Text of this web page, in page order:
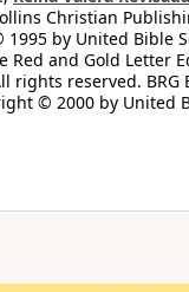
Christian
by United Bible
Red and Gold Letter
rights reserved. BRG
© 2000 by United